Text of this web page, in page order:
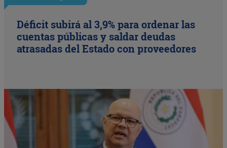
Déficit subirá al 3,9% para ordenar las
cuentas públicas y saldar deudas
atrasadas del Estado con proveedores